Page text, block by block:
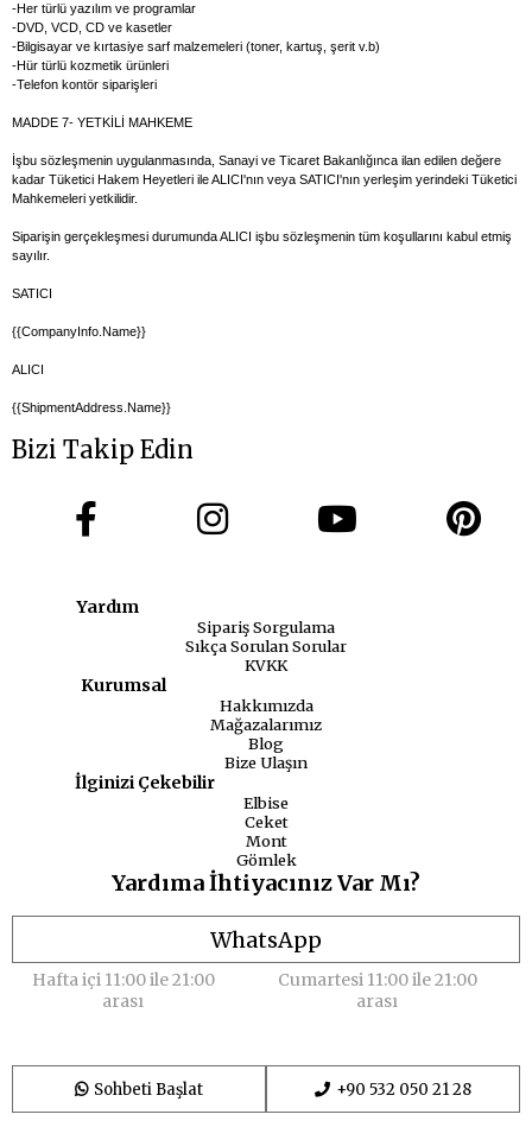
-Her türlü yazılım ve programlar
-DVD, VCD, CD ve kasetler
-Bilgisayar ve kırtasiye sarf malzemeleri (toner, kartuş, şerit v.b)
-Hür türlü kozmetik ürünleri
-Telefon kontör siparişleri
MADDE 7- YETKİLİ MAHKEME
İşbu sözleşmenin uygulanmasında, Sanayi ve Ticaret Bakanlığınca ilan edilen değere
kadar Tüketici Hakem Heyetleri ile ALICI'nın veya SATICI'nın yerleşim yerindeki Tüketici
Mahkemeleri yetkilidir.
Siparişin gerçekleşmesi durumunda ALICI işbu sözleşmenin tüm koşullarını kabul etmiş
sayılır.
SATICI
{{CompanyInfo.Name}}
ALICI
{{ShipmentAddress.Name}}
Bizi Takip Edin
Yardım
Sipariş Sorgulama
Sıkça Sorulan Sorular
KVKK
Kurumsal
Hakkımızda
Mağazalarımız
Blog
Bize Ulaşın
İlginizi Çekebilir
Elbise
Ceket
Mont
Gömlek
Yardıma İhtiyacınız Var Mı?
WhatsApp
Hafta içi 11:00 ile 21:00
arası
Cumartesi 11:00 ile 21:00
arası
Sohbeti Başlat +90 532 050 21 28